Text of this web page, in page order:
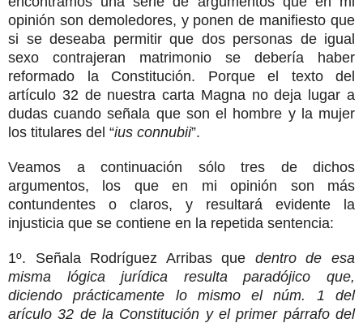
opinión son demoledores, y ponen de manifiesto que
si se deseaba permitir que dos personas de igual
sexo contrajeran matrimonio se debería haber
reformado la Constitución. Porque el texto del
artículo 32 de nuestra carta Magna no deja lugar a
dudas cuando señala que son el hombre y la mujer
los titulares del “ius connubii”.
Veamos a continuación sólo tres de dichos
argumentos, los que en mi opinión son más
contundentes o claros, y resultará evidente la
injusticia que se contiene en la repetida sentencia:
1º. Señala Rodríguez Arribas que dentro de esa
misma lógica jurídica resulta paradójico que,
diciendo prácticamente lo mismo el núm. 1 del
arículo 32 de la Constitución y el primer párrafo del